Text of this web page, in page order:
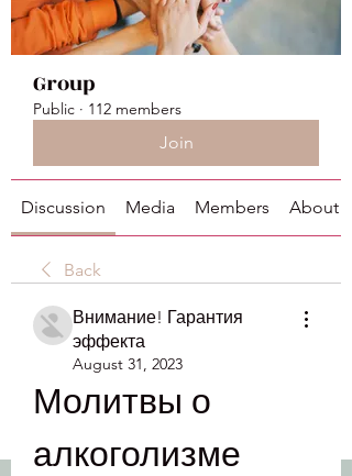
Group
Public · 112 members
Join
Discussion Media Members About
Back
Внимание! Гарантия
эффекта
August 31, 2023
Молитвы о
алкоголизме